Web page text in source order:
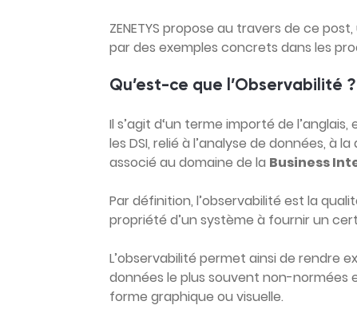
ZENETYS propose au travers de ce
par des exemples concrets dans les
Qu’est-ce que l’Observabilité ?
Il s’agit d‘un terme importé de
les DSI, relié à l’analyse de données, à
associé au domaine de la Business
Par définition, l’observabilité est la
propriété d’un système à fournir un
L’observabilité permet ainsi de rendre
données le plus souvent non-normées
forme graphique ou visuelle.